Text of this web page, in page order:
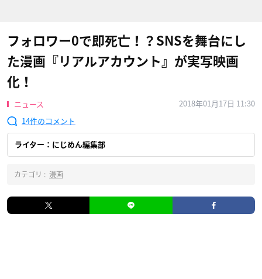
フォロワー0で即死亡！？SNSを舞台にし
た漫画『リアルアカウント』が実写映画
化！
ニュース
2018年01月17日 11:30
14
ライター：にじめん編集部
カテゴリ : 漫画